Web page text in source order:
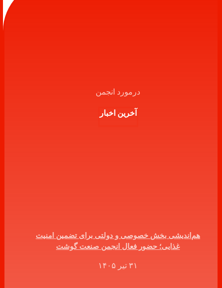
درمورد انجمن
آخرین اخبار
هم‌اندیشی بخش خصوصی و دولتی برای تضمین امنیت
غذایی؛ حضور فعال انجمن صنعت گوشت
۳۱ تیر ۱۴۰۵